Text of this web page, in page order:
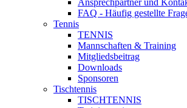
Ansprechpartner und
FAQ - Häufig gestellte
Tennis
TENNIS
Mannschaften & Training
Mitgliedsbeitrag
Downloads
Sponsoren
Tischtennis
TISCHTENNIS